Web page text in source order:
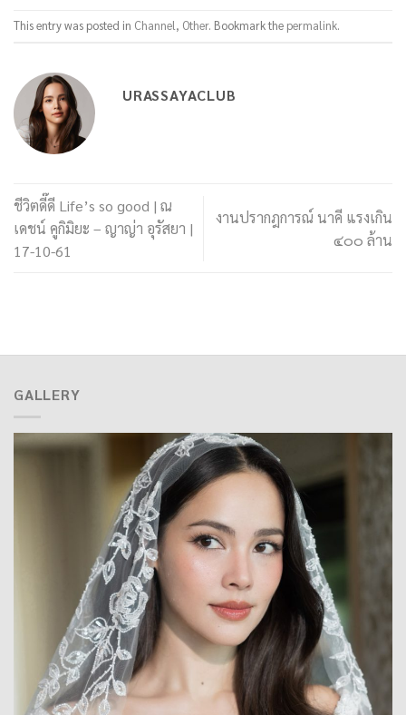
This entry was posted in Channel, Other. Bookmark the permalink.
URASSAYACLUB
ชีวิตดี๊ดี Life’s so good | ณ
เดชน์ คูกิมิยะ – ญาญ่า อุรัสยา |
17-10-61
งานปรากฎการณ์ นาคี แรงเกิน
๔๐๐ ล้าน
GALLERY